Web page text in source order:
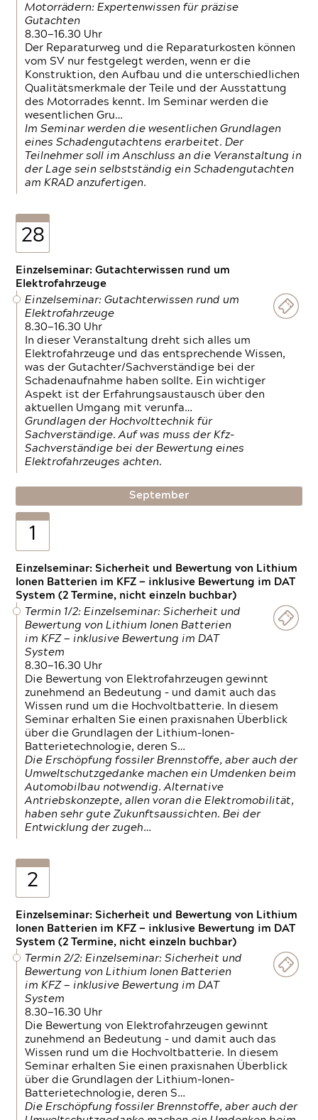
Motorrädern: Expertenwissen für präzise
Gutachten
8.30—16.30 Uhr
Der Reparaturweg und die Reparaturkosten können
vom SV nur festgelegt werden, wenn er die
Konstruktion, den Aufbau und die unterschiedlichen
Qualitätsmerkmale der Teile und der Ausstattung
des Motorrades kennt. Im Seminar werden die
wesentlichen Gru…
Im Seminar werden die wesentlichen Grundlagen
eines Schadengutachtens erarbeitet. Der
Teilnehmer soll im Anschluss an die Veranstaltung in
der Lage sein selbstständig ein Schadengutachten
am KRAD anzufertigen.
28
Einzelseminar: Gutachterwissen rund um
Elektrofahrzeuge
Einzelseminar: Gutachterwissen rund um
Elektrofahrzeuge
8.30—16.30 Uhr
In dieser Veranstaltung dreht sich alles um
Elektrofahrzeuge und das entsprechende Wissen,
was der Gutachter/Sachverständige bei der
Schadenaufnahme haben sollte. Ein wichtiger
Aspekt ist der Erfahrungsaustausch über den
aktuellen Umgang mit verunfa…
Grundlagen der Hochvolttechnik für
Sachverständige. Auf was muss der Kfz-
Sachverständige bei der Bewertung eines
Elektrofahrzeuges achten.
September
1
Einzelseminar: Sicherheit und Bewertung von Lithium
Ionen Batterien im KFZ — inklusive Bewertung im DAT
System (2 Termine, nicht einzeln buchbar)
Termin 1/2: Einzelseminar: Sicherheit und
Bewertung von Lithium Ionen Batterien
im KFZ — inklusive Bewertung im DAT
System
8.30—16.30 Uhr
Die Bewertung von Elektrofahrzeugen gewinnt
zunehmend an Bedeutung – und damit auch das
Wissen rund um die Hochvoltbatterie. In diesem
Seminar erhalten Sie einen praxisnahen Überblick
über die Grundlagen der Lithium-Ionen-
Batterietechnologie, deren S…
Die Erschöpfung fossiler Brennstoffe, aber auch der
Umweltschutzgedanke machen ein Umdenken beim
Automobilbau notwendig. Alternative
Antriebskonzepte, allen voran die Elektromobilität,
haben sehr gute Zukunftsaussichten. Bei der
Entwicklung der zugeh…
2
Einzelseminar: Sicherheit und Bewertung von Lithium
Ionen Batterien im KFZ — inklusive Bewertung im DAT
System (2 Termine, nicht einzeln buchbar)
Termin 2/2: Einzelseminar: Sicherheit und
Bewertung von Lithium Ionen Batterien
im KFZ — inklusive Bewertung im DAT
System
8.30—16.30 Uhr
Die Bewertung von Elektrofahrzeugen gewinnt
zunehmend an Bedeutung – und damit auch das
Wissen rund um die Hochvoltbatterie. In diesem
Seminar erhalten Sie einen praxisnahen Überblick
über die Grundlagen der Lithium-Ionen-
Batterietechnologie, deren S…
Die Erschöpfung fossiler Brennstoffe, aber auch der